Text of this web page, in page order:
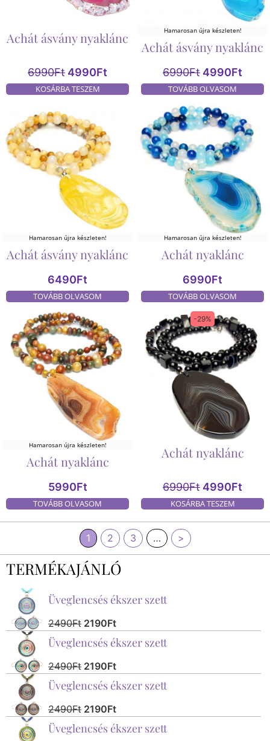
TERMÉKAJÁNLÓ
Üveglencsés ékszer szett
2490Ft 2190Ft
Üveglencsés ékszer szett
2490Ft 2190Ft
Üveglencsés ékszer szett
2490Ft 2190Ft
Üveglencsés ékszer szett
Achát ásvány nyaklánc
6990Ft 4990Ft
KOSÁRBA TESZEM
Hamarosan újra készleten!
Achát ásvány nyaklánc
6990Ft 4990Ft
TOVÁBB OLVASOM
Hamarosan újra készleten!
Achát ásvány nyaklánc
6490Ft
TOVÁBB OLVASOM
Hamarosan újra készleten!
Achát nyaklánc
6990Ft
TOVÁBB OLVASOM
Hamarosan újra készleten!
Achát nyaklánc
5990Ft
TOVÁBB OLVASOM
-29%
Achát nyaklánc
6990Ft 4990Ft
KOSÁRBA TESZEM
1 2 3 … >